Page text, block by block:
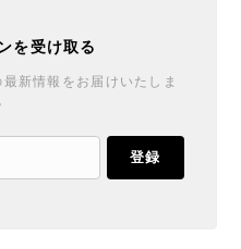
を受け取る
新情報をお届けいたしま
登録